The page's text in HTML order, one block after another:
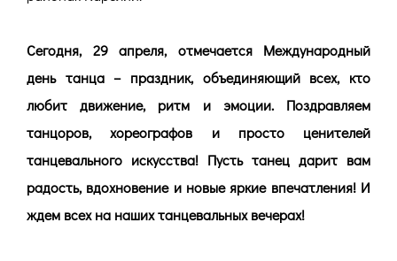
Сегодня, 29 апреля, отмечается Международный
день танца – праздник, объединяющий всех, кто
любит движение, ритм и эмоции. Поздравляем
танцоров, хореографов и просто ценителей
танцевального искусства! Пусть танец дарит вам
радость, вдохновение и новые яркие впечатления! И
ждем всех на наших танцевальных вечерах!